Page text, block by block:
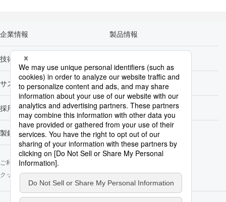
企業情報 製品情報
技術開発
サステナビリティ 株主・投資家情報
採用情報 Newsroom
製鉄所一覧
ご利用にあたってソーシャルメディアポリシー
クッキー使用についてお問い合わせサイトマップ